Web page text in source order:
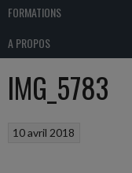
FORMATIONS
A PROPOS
IMG_5783
10 avril 2018